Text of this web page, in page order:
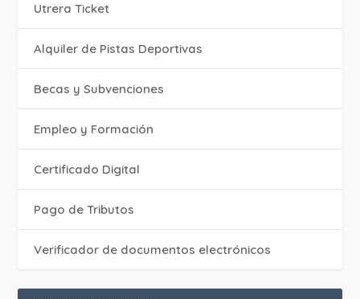
Utrera Ticket
Alquiler de Pistas Deportivas
Becas y Subvenciones
Empleo y Formación
Certificado Digital
Pago de Tributos
Verificador de documentos electrónicos